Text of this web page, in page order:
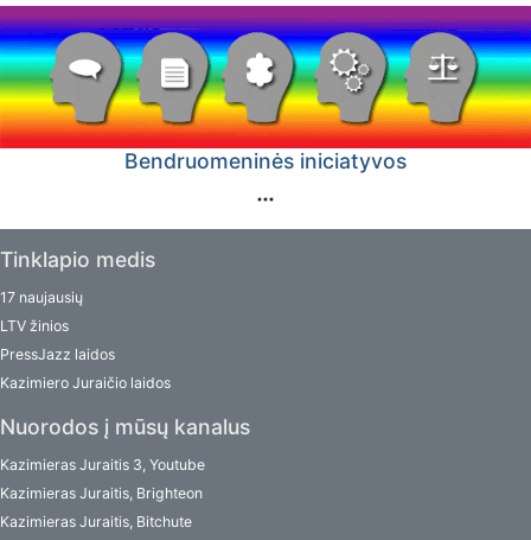
Bendruomeninės iniciatyvos
Tinklapio medis
17 naujausių
LTV žinios
PressJazz laidos
Kazimiero Juraičio laidos
Nuorodos į mūsų kanalus
Kazimieras Juraitis 3, Youtube
Kazimieras Juraitis, Brighteon
Kazimieras Juraitis, Bitchute